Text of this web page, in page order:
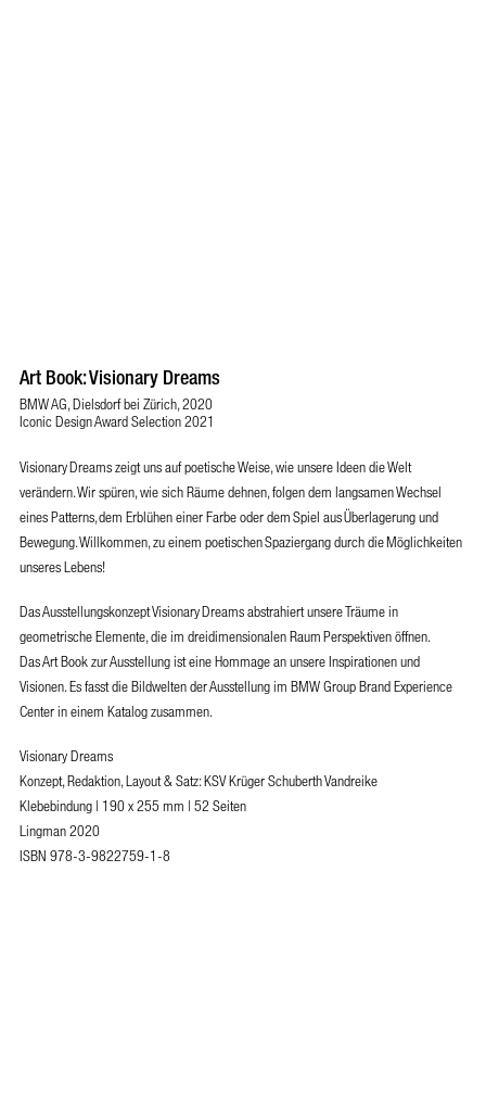
Art Book: Visionary Dreams
BMW AG, Dielsdorf bei Zürich, 2020
Iconic Design Award Selection 2021
Visionary Dreams zeigt uns auf poetische Weise, wie unsere Ideen die Welt
verändern. Wir spüren, wie sich Räume dehnen, folgen dem langsamen Wechsel
eines Patterns, dem Erblühen einer Farbe oder dem Spiel aus Überlagerung und
Bewegung. Willkommen, zu einem poetischen Spaziergang durch die Möglichkeiten
unseres Lebens!
Das Ausstellungskonzept Visionary Dreams abstrahiert unsere Träume in
geometrische Elemente, die im dreidimensionalen Raum Perspektiven öffnen.
Das Art Book zur Ausstellung ist eine Hommage an unsere Inspirationen und
Visionen. Es fasst die Bildwelten der Ausstellung im BMW Group Brand Experience
Center in einem Katalog zusammen.
Visionary Dreams
Konzept, Redaktion, Layout & Satz: KSV Krüger Schuberth Vandreike
Klebebindung | 190 x 255 mm | 52 Seiten
Lingman 2020
ISBN 978-3-9822759-1-8